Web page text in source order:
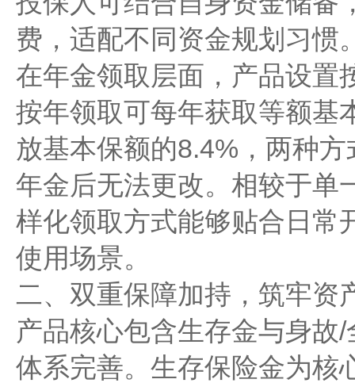
费，适配不同资金规划习惯
在年金领取层面，产品设置
按年领取可每年获取等额基
放基本保额的8.4%，两种
年金后无法更改。相较于单
样化领取方式能够贴合日常
使用场景。
二、双重保障加持，筑牢资
产品核心包含生存金与身故
体系完善。生存保险金为核